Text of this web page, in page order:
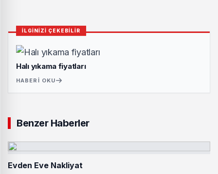
İLGİNİZİ ÇEKEBİLİR
Halı yıkama fiyatları
HABERI OKU
Benzer Haberler
Evden Eve Nakliyat